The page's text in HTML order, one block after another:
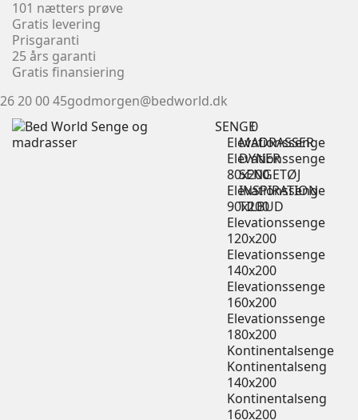
101 nætters prøve
Gratis levering
Prisgaranti
25 års garanti
Gratis finansiering
26 20 00 45godmorgen@bedworld.dk
SENGE
Elevationssenge
Elevationssenge
80x200
Elevationssenge
90x200
Elevationssenge
120x200
Elevationssenge
140x200
Elevationssenge
160x200
Elevationssenge
180x200
Kontinentalsenge
Kontinentalseng
140x200
Kontinentalseng
160x200
MADRASSER
DYNER
SENGETØJ
INSPIRATION
TILBUD
0